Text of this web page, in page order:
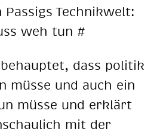
Tech­nik­welt:
weh tun #
dass po­li­tik
müs­se und auch ein
müs­se und er­klärt
mit der